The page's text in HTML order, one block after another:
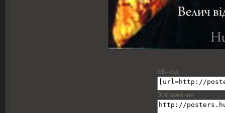
ББ-код
Зображення